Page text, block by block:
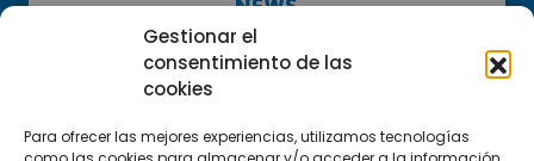
Gestionar el
consentimiento de las
cookies
Para ofrecer las mejores experiencias, utilizamos tecnologías
Suscríbete a nuestra Newsletter
SUSCRÍBETE AQUÍ